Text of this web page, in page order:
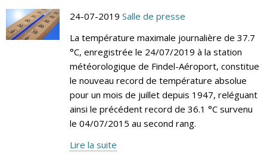
24-07-2019 Salle de presse
La température maximale journalière de 37.7
°C, enregistrée le 24/07/2019 à la station
météorologique de Findel-Aéroport, constitue
le nouveau record de température absolue
pour un mois de juillet depuis 1947, reléguant
ainsi le précédent record de 36.1 °C survenu
le 04/07/2015 au second rang.
Lire la suite